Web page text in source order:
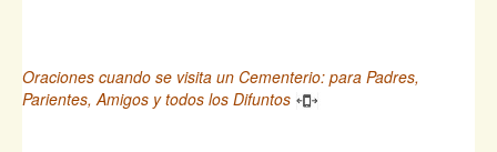
Oraciones cuando se visita un Cementerio: para Padres,
Parientes, Amigos y todos los Difuntos